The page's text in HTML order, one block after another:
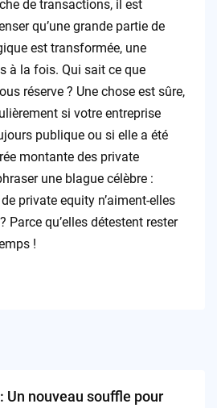
de transactions, il est
qu’une grande partie de
est transformée, une
à la fois. Qui sait ce que
réserve ? Une chose est sûre,
si votre entreprise
publique ou si elle a été
montante des private
une blague célèbre :
private equity n’aiment-elles
Parce qu’elles détestent rester
!
Un nouveau souffle pour